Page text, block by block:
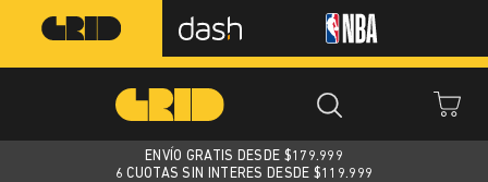
ENVÍO GRATIS DESDE $179.999
6 CUOTAS SIN INTERES DESDE $119.999